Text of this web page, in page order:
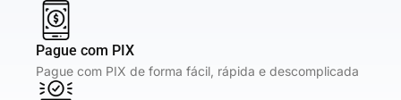
Pague com PIX
Pague com PIX de forma fácil, rápida e descomplicada